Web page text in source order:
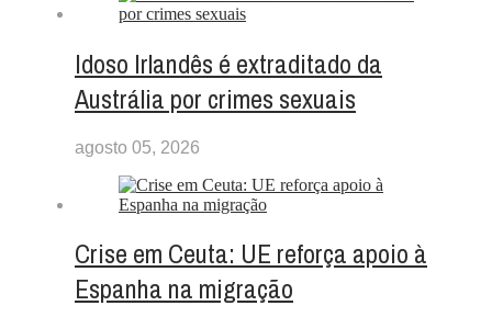
Idoso Irlandês é extraditado da
Austrália por crimes sexuais
agosto 05, 2026
Crise em Ceuta: UE reforça apoio à
Espanha na migração